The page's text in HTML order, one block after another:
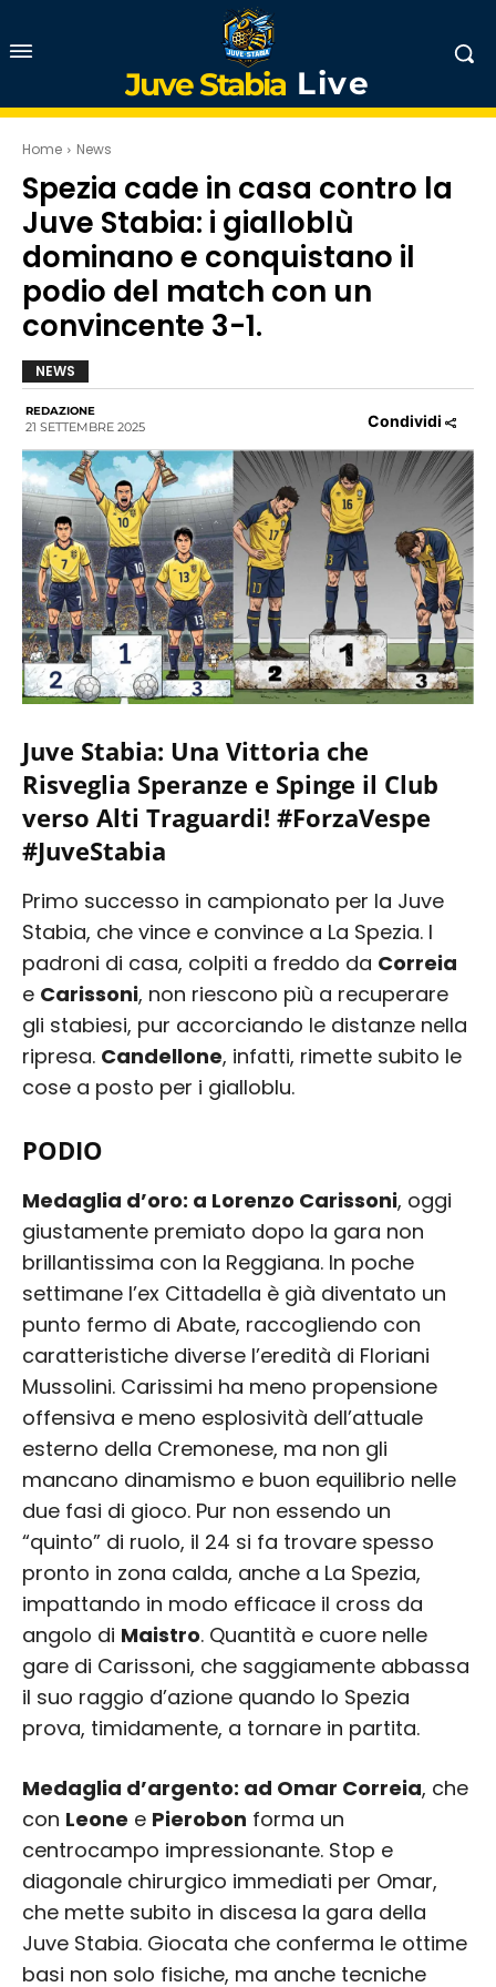
Juve Stabia Live
Home News
Spezia cade in casa contro la
Juve Stabia: i gialloblù
dominano e conquistano il
podio del match con un
convincente 3-1.
NEWS
REDAZIONE
21 SETTEMBRE 2025 Condividi
Juve Stabia: Una Vittoria che
Risveglia Speranze e Spinge il Club
verso Alti Traguardi! #ForzaVespe
#JuveStabia
Primo successo in campionato per la Juve
Stabia, che vince e convince a La Spezia. I
padroni di casa, colpiti a freddo da Correia
e Carissoni, non riescono più a recuperare
gli stabiesi, pur accorciando le distanze nella
ripresa. Candellone, infatti, rimette subito le
cose a posto per i gialloblu.
PODIO
Medaglia d’oro: a Lorenzo Carissoni, oggi
giustamente premiato dopo la gara non
brillantissima con la Reggiana. In poche
settimane l’ex Cittadella è già diventato un
punto fermo di Abate, raccogliendo con
caratteristiche diverse l’eredità di Floriani
Mussolini. Carissimi ha meno propensione
offensiva e meno esplosività dell’attuale
esterno della Cremonese, ma non gli
mancano dinamismo e buon equilibrio nelle
due fasi di gioco. Pur non essendo un
“quinto” di ruolo, il 24 si fa trovare spesso
pronto in zona calda, anche a La Spezia,
impattando in modo efficace il cross da
angolo di Maistro. Quantità e cuore nelle
gare di Carissoni, che saggiamente abbassa
il suo raggio d’azione quando lo Spezia
prova, timidamente, a tornare in partita.
Medaglia d’argento: ad Omar Correia, che
con Leone e Pierobon forma un
centrocampo impressionante. Stop e
diagonale chirurgico immediati per Omar,
che mette subito in discesa la gara della
Juve Stabia. Giocata che conferma le ottime
basi non solo fisiche, ma anche tecniche